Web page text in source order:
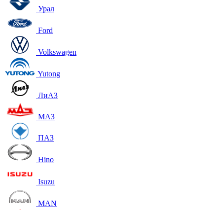
Урал
Ford
Volkswagen
Yutong
ЛиАЗ
МАЗ
ПАЗ
Hino
Isuzu
MAN